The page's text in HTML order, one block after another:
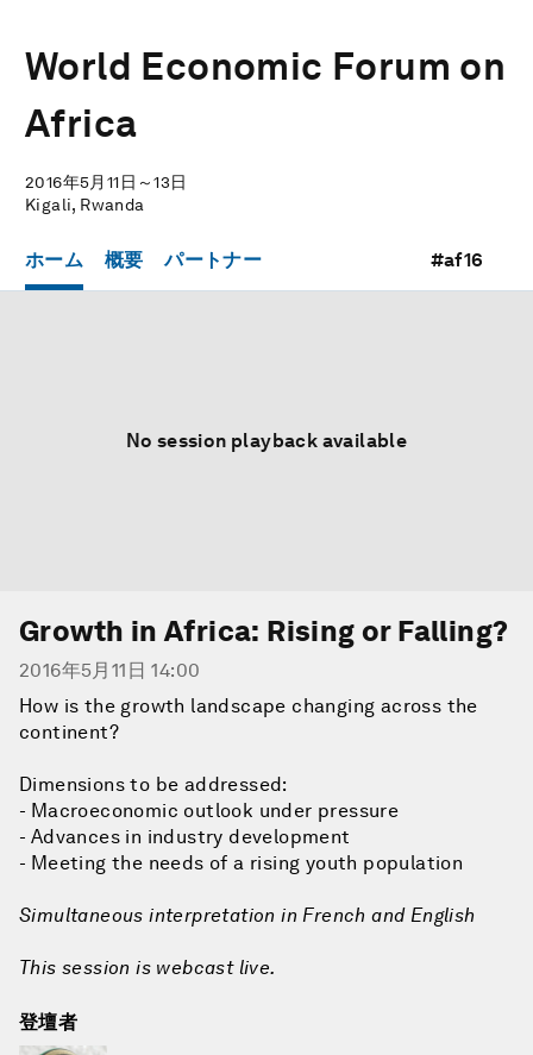
World Economic Forum on
Africa
2016年5月11日～13日
Kigali, Rwanda
ホーム 概要 パートナー #af16
No session playback available
Growth in Africa: Rising or Falling?
2016年5月11日 14:00
How is the growth landscape changing across the
continent?
Dimensions to be addressed:
- Macroeconomic outlook under pressure
- Advances in industry development
- Meeting the needs of a rising youth population
Simultaneous interpretation in French and English
This session is webcast live.
登壇者